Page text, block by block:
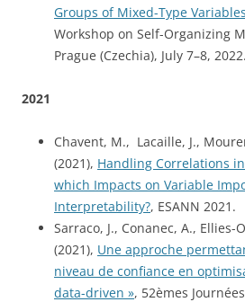
Groups of Mixed-Type
Workshop on Self-Organizing
Prague (Czechia), July 7–8, 2022.
2021
Chavent, M.,  Lacaille, J.,
(2021), Handling Correlations
which Impacts on Variable
Interpretability?, ESANN 2021.
Sarraco, J., Conanec, A., Ellies-
(2021), Une approche
niveau de confiance en
data-driven », 52èmes